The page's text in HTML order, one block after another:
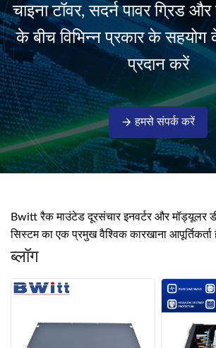
isolati...
चाइना टॉवर, सदर्न पावर ग्रिड
के बीच विभिन्न प्रकार के सहयोग
प्रदान करें
हमसे संपर्क करें
Bwitt रैक माउंटेड दूरसंचार इनवर्टर और मॉड्यूलर
सिस्टम का एक प्रमुख वैश्विक कारखाना आपूर्तिकर्ता
ब्लॉग